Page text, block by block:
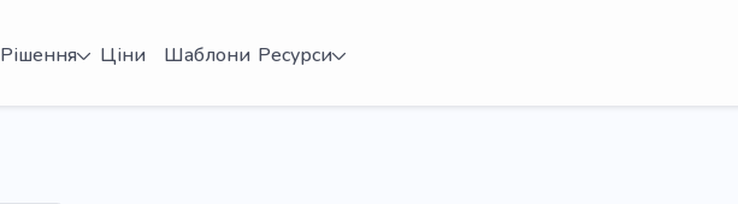
Рішення Ціни Шаблони Ресурси